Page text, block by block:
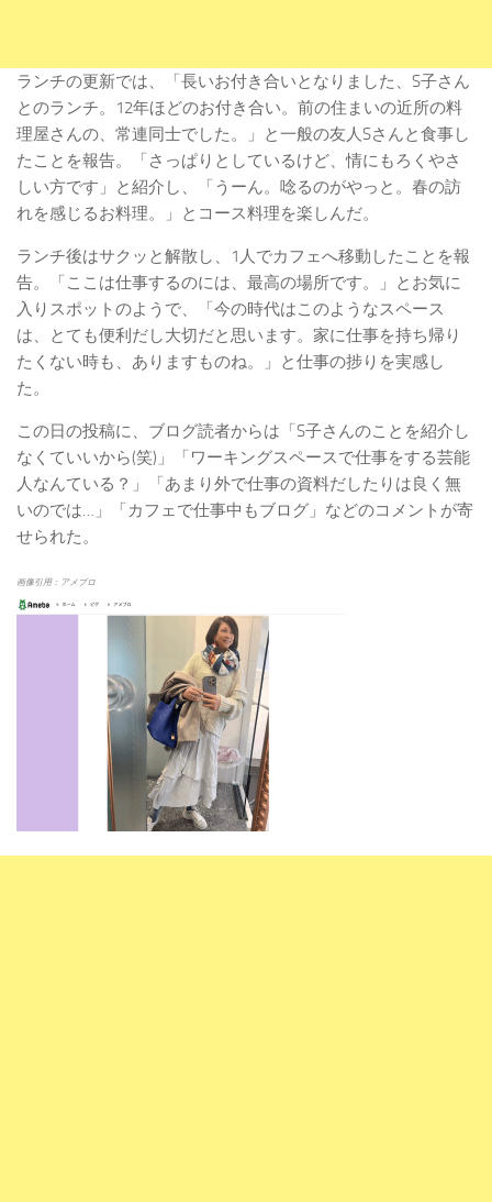
ランチの更新では、「長いお付き合いとなりました、S子さん
とのランチ。12年ほどのお付き合い。前の住まいの近所の料
理屋さんの、常連同士でした。」と一般の友人Sさんと食事し
たことを報告。「さっぱりとしているけど、情にもろくやさ
しい方です」と紹介し、「うーん。唸るのがやっと。春の訪
れを感じるお料理。」とコース料理を楽しんだ。
ランチ後はサクッと解散し、1人でカフェへ移動したことを報
告。「ここは仕事するのには、最高の場所です。」とお気に
入りスポットのようで、「今の時代はこのようなスペース
は、とても便利だし大切だと思います。家に仕事を持ち帰り
たくない時も、ありますものね。」と仕事の捗りを実感し
た。
この日の投稿に、ブログ読者からは「S子さんのことを紹介し
なくていいから(笑)」「ワーキングスペースで仕事をする芸能
人なんている？」「あまり外で仕事の資料だしたりは良く無
いのでは…」「カフェで仕事中もブログ」などのコメントが寄
せられた。
画像引用：アメブロ